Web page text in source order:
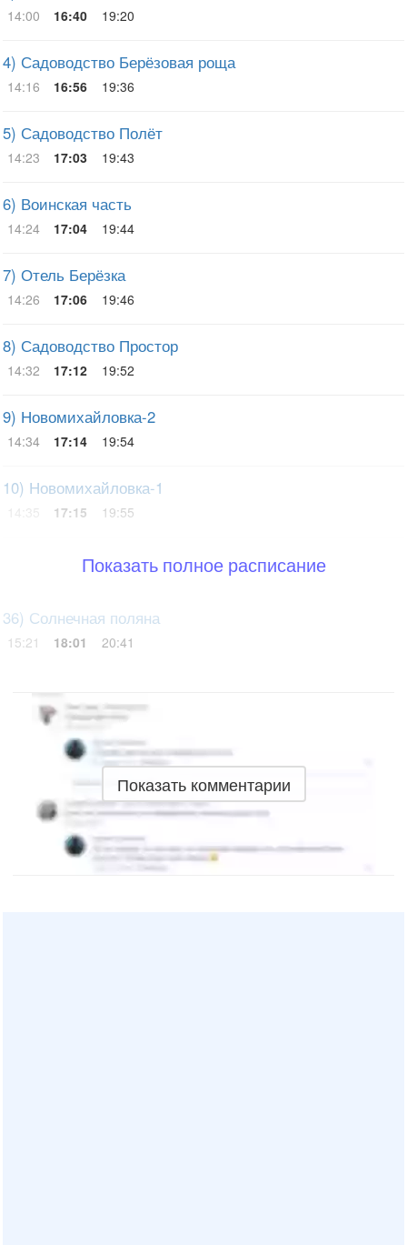
14:00 16:40 19:20
4) Садоводство Берёзовая роща
14:16 16:56 19:36
5) Садоводство Полёт
14:23 17:03 19:43
6) Воинская часть
14:24 17:04 19:44
7) Отель Берёзка
14:26 17:06 19:46
8) Садоводство Простор
14:32 17:12 19:52
9) Новомихайловка-2
14:34 17:14 19:54
10) Новомихайловка-1
17:15 19:55
Показать полное расписание
36) Солнечная поляна
15:21 18:01 20:41
Показать комментарии